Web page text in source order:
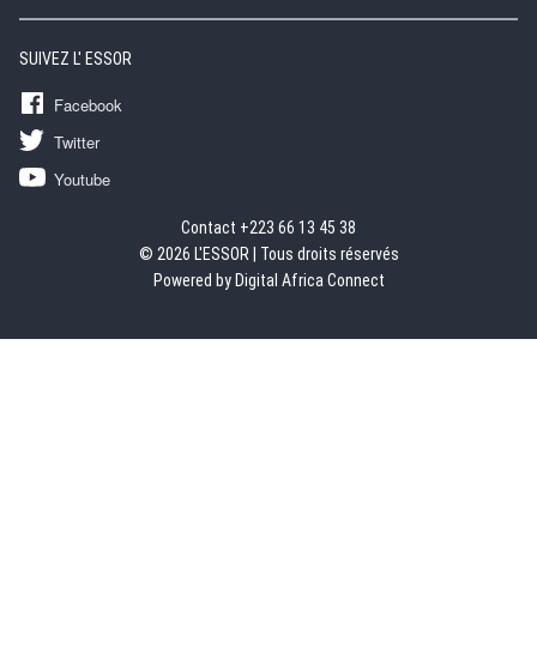
SUIVEZ L' ESSOR
Facebook
Twitter
Youtube
Contact +223 66 13 45 38
© 2026 L'ESSOR | Tous droits réservés
Powered by Digital Africa Connect